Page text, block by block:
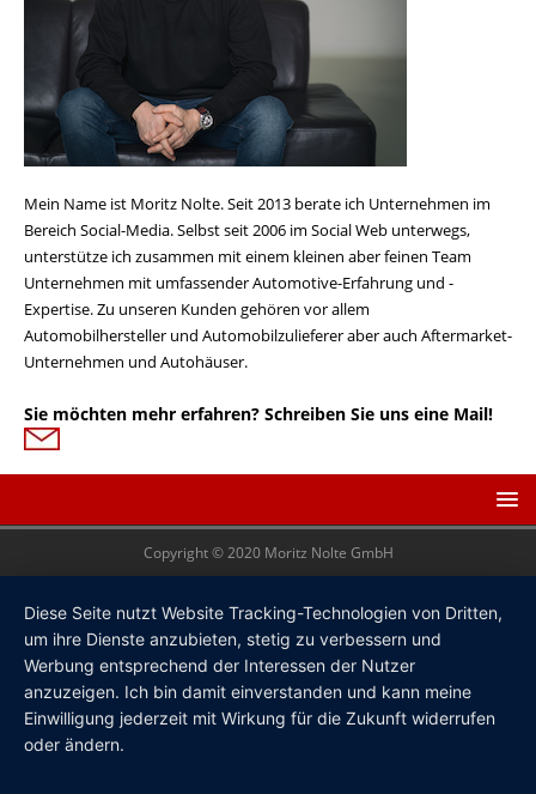
Mein Name ist Moritz Nolte. Seit 2013 berate ich Unternehmen im
Bereich Social-Media. Selbst seit 2006 im Social Web unterwegs,
unterstütze ich zusammen mit einem kleinen aber feinen Team
Unternehmen mit umfassender Automotive-Erfahrung und -
Expertise. Zu unseren Kunden gehören vor allem
Automobilhersteller und Automobilzulieferer aber auch Aftermarket-
Unternehmen und Autohäuser.
Sie möchten mehr erfahren? Schreiben Sie uns eine Mail!
Copyright © 2020 Moritz Nolte GmbH
Diese Seite nutzt Website Tracking-Technologien von Dritten,
um ihre Dienste anzubieten, stetig zu verbessern und
Werbung entsprechend der Interessen der Nutzer
anzuzeigen. Ich bin damit einverstanden und kann meine
Einwilligung jederzeit mit Wirkung für die Zukunft widerrufen
oder ändern.